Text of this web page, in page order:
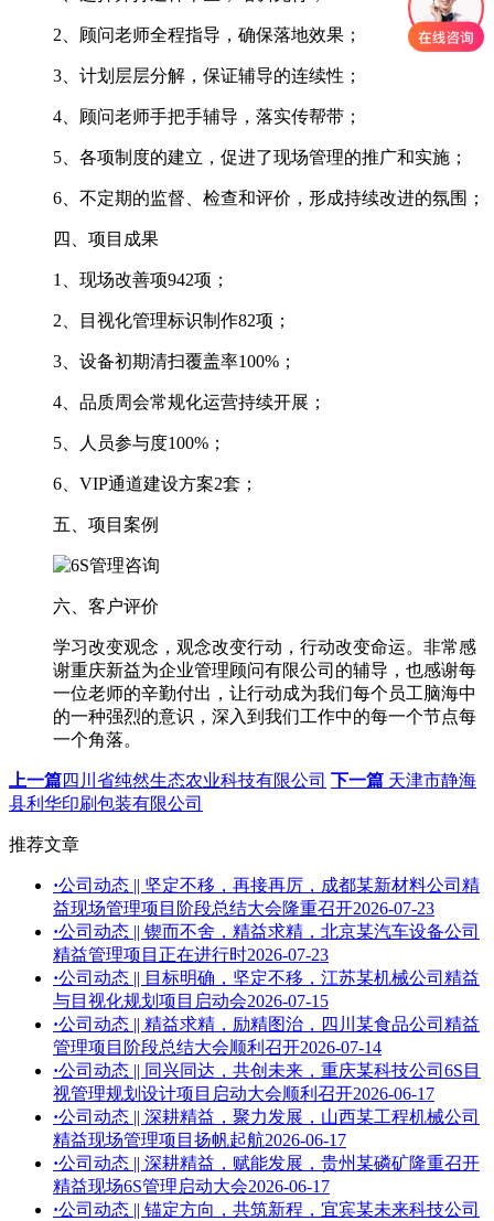
2、顾问老师全程指导，确保落地效果；
3、计划层层分解，保证辅导的连续性；
4、顾问老师手把手辅导，落实传帮带；
5、各项制度的建立，促进了现场管理的推广和实施；
6、不定期的监督、检查和评价，形成持续改进的氛围；
四、项目成果
1、现场改善项942项；
2、目视化管理标识制作82项；
3、设备初期清扫覆盖率100%；
4、品质周会常规化运营持续开展；
5、人员参与度100%；
6、VIP通道建设方案2套；
五、项目案例
六、客户评价
学习改变观念，观念改变行动，行动改变命运。非常感
谢重庆新益为企业管理顾问有限公司的辅导，也感谢每
一位老师的辛勤付出，让行动成为我们每个员工脑海中
的一种强烈的意识，深入到我们工作中的每一个节点每
一个角落。
上一篇四川省纯然生态农业科技有限公司 下一篇 天津市静海
县利华印刷包装有限公司
推荐文章
·公司动态 || 坚定不移，再接再厉，成都某新材料公司精
益现场管理项目阶段总结大会隆重召开2026-07-23
·公司动态 || 锲而不舍，精益求精，北京某汽车设备公司
精益管理项目正在进行时2026-07-23
·公司动态 || 目标明确，坚定不移，江苏某机械公司精益
与目视化规划项目启动会2026-07-15
·公司动态 || 精益求精，励精图治，四川某食品公司精益
管理项目阶段总结大会顺利召开2026-07-14
·公司动态 || 同兴同达，共创未来，重庆某科技公司6S目
视管理规划设计项目启动大会顺利召开2026-06-17
·公司动态 || 深耕精益，聚力发展，山西某工程机械公司
精益现场管理项目扬帆起航2026-06-17
·公司动态 || 深耕精益，赋能发展，贵州某磷矿隆重召开
精益现场6S管理启动大会2026-06-17
·公司动态 || 锚定方向，共筑新程，宜宾某未来科技公司